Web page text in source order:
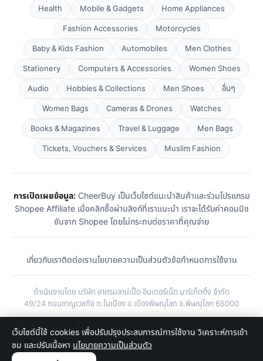
Health
Mobile & Gadgets
Home Appliances
Fashion Accessories
Motorcycles
Baby & Kids Fashion
Automobiles
Men Clothes
Stationery
Computers & Accessories
Women Shoes
Audio
Hobbies & Collections Men Shoes
อื่นๆ
Women Bags
Cameras & Drones
Watches
Books & Magazines
Travel & Luggage
Men Bags
Tickets, Vouchers & Services
Muslim Fashion
การเปิดเผยข้อมูล:CheerBuy เป็นเว็บไซต์แนะนำสินค้าและร่วมโปรแกรม
Shopee Affiliate เมื่อคลิกซื้อผ่านลิงก์ที่เราแนะนำ เราจะได้รับค่าคอมมิช
ชันจาก Shopee โดยไม่กระทบต่อราคาที่คุณจ่าย
เกี่ยวกับเราติดต่อเรานโยบายความเป็นส่วนตัวข้อกำหนดการใช้งาน
ดำเนินงานโดย บริษัท อาศรมลาปเป็ด อินเตอร์เน็ต มาร์เก็ตติ้ง จำกัด
49/24 ถนนชาญเวชกิจ ต.ในเมือง อ.เมืองพิษณุโลก จ.พิษณุโลก 65000
เว็บไซต์นี้ใช้ cookies เพื่อปรับปรุงประสบการณ์การใช้งาน วิเคราะห์การเข้า
ชม และปรับเนื้อหา นโยบายความเป็นส่วนตัว